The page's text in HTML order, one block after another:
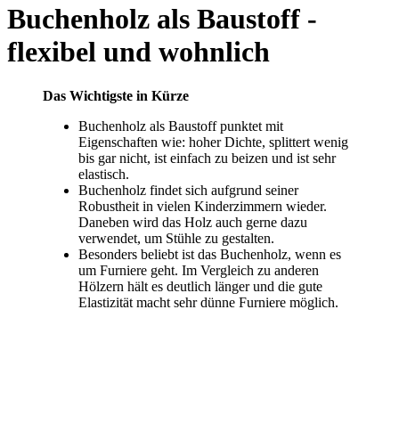
Buchenholz als Baustoff -
flexibel und wohnlich
Das Wichtigste in Kürze
Buchenholz als Baustoff punktet mit
Eigenschaften wie: hoher Dichte, splittert wenig
bis gar nicht, ist einfach zu beizen und ist sehr
elastisch.
Buchenholz findet sich aufgrund seiner
Robustheit in vielen Kinderzimmern wieder.
Daneben wird das Holz auch gerne dazu
verwendet, um Stühle zu gestalten.
Besonders beliebt ist das Buchenholz, wenn es
um Furniere geht. Im Vergleich zu anderen
Hölzern hält es deutlich länger und die gute
Elastizität macht sehr dünne Furniere möglich.